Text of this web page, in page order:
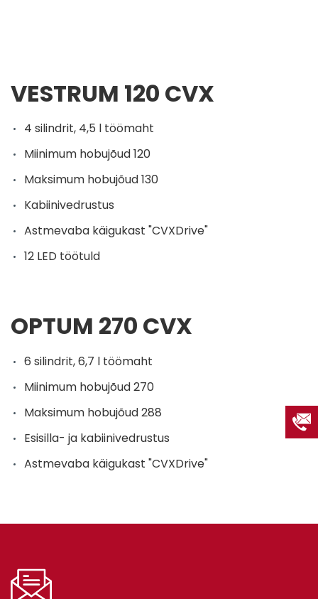
VESTRUM 120 CVX
4 silindrit, 4,5 l töömaht
Miinimum hobujõud 120
Maksimum hobujõud 130
Kabiinivedrustus
Astmevaba käigukast "CVXDrive"
12 LED töötuld
OPTUM 270 CVX
6 silindrit, 6,7 l töömaht
Miinimum hobujõud 270
Maksimum hobujõud 288
Esisilla- ja kabiinivedrustus
Astmevaba käigukast "CVXDrive"